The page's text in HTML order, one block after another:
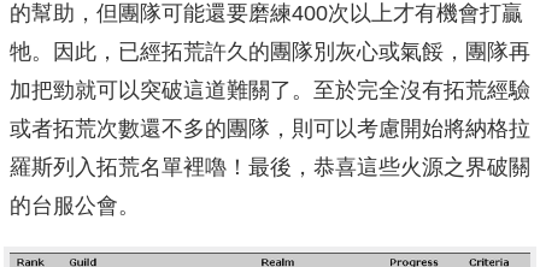
的幫助，但團隊可能還要磨練400次以上才有機會打贏
牠。因此，已經拓荒許久的團隊別灰心或氣餒，團隊再
加把勁就可以突破這道難關了。至於完全沒有拓荒經驗
或者拓荒次數還不多的團隊，則可以考慮開始將納格拉
羅斯列入拓荒名單裡嚕！最後，恭喜這些火源之界破關
的台服公會。